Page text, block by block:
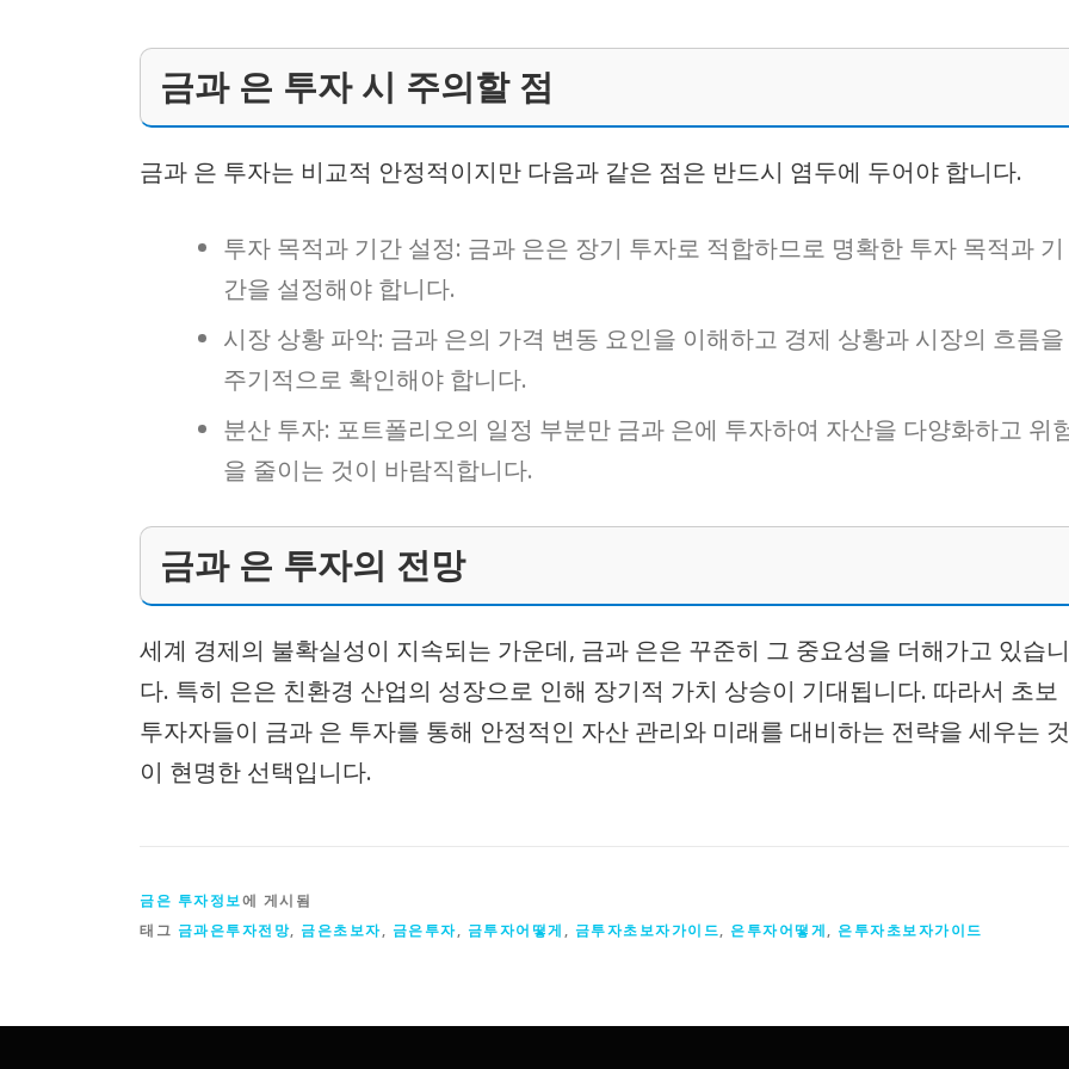
금과 은 투자 시 주의할 점
금과 은 투자는 비교적 안정적이지만 다음과 같은 점은 반드시 염두에 두어야 합니다.
투자 목적과 기간 설정: 금과 은은 장기 투자로 적합하므로 명확한 투자 목적과 기
간을 설정해야 합니다.
시장 상황 파악: 금과 은의 가격 변동 요인을 이해하고 경제 상황과 시장의 흐름을
주기적으로 확인해야 합니다.
분산 투자: 포트폴리오의 일정 부분만 금과 은에 투자하여 자산을 다양화하고 위
을 줄이는 것이 바람직합니다.
금과 은 투자의 전망
세계 경제의 불확실성이 지속되는 가운데, 금과 은은 꾸준히 그 중요성을 더해가고 있습니
다. 특히 은은 친환경 산업의 성장으로 인해 장기적 가치 상승이 기대됩니다. 따라서 초보
투자자들이 금과 은 투자를 통해 안정적인 자산 관리와 미래를 대비하는 전략을 세우는 것
이 현명한 선택입니다.
금은 투자정보에 게시됨
태그 금과은투자전망, 금은초보자, 금은투자, 금투자어떻게 , 금투자초보자가이드, 은투자어떻게, 은투자초보자가이드